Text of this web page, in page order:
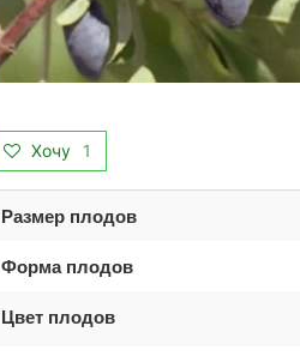
Хочу 1
Размер плодов
Форма плодов
Цвет плодов